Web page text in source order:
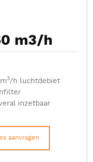
m3/h
3/h luchtdebiet
inzetbaar
aanvragen